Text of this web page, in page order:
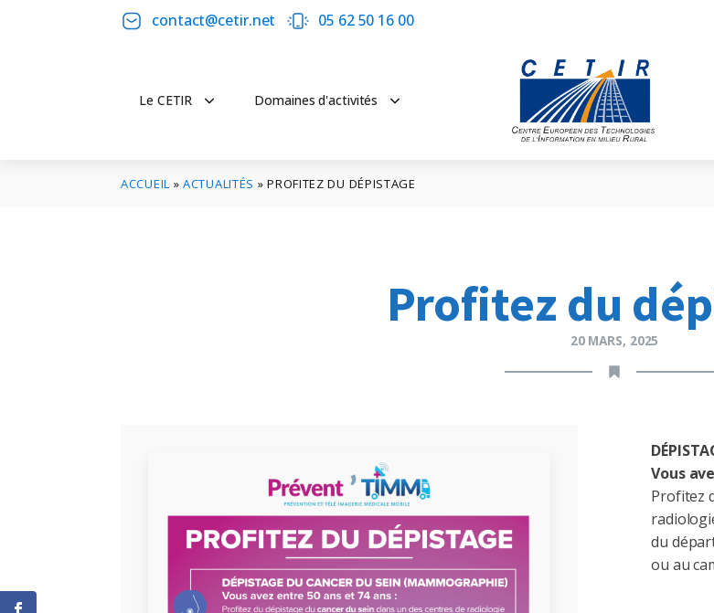
contact@cetir.net 05 62 50 16 00
Le CETIR Domaines d'activités
ACCUEIL »ACTUALITÉS »PROFITEZ DU DÉPISTAGE
Profitez du
20 MARS, 2025
Vous
Profitez
du
ou au